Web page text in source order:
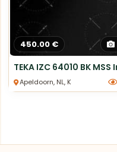
450.00 €
Apeldoorn, NL, Kookplaten